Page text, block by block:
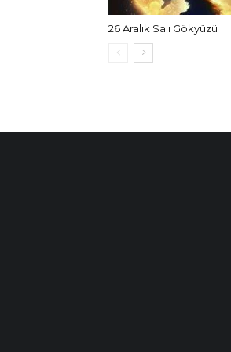
26 Aralık Salı Gökyüzü